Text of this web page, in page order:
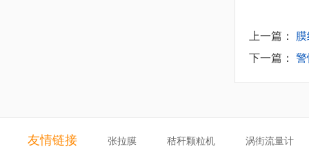
上一篇：
下一篇：
友情链接 张拉膜 秸秆颗粒机 涡街流量计